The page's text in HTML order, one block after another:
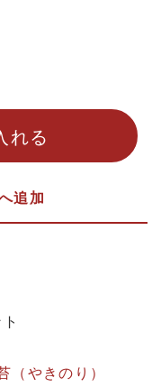
れる
追加
（やきのり）